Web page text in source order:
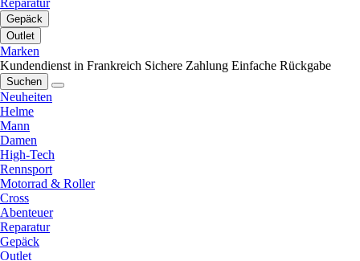
Gepäck
Outlet
Marken
Kundendienst in Frankreich Sichere Zahlung Einfache Rückgabe
Suchen
Neuheiten
Helme
Mann
Damen
High-Tech
Rennsport
Motorrad & Roller
Cross
Abenteuer
Reparatur
Gepäck
Outlet